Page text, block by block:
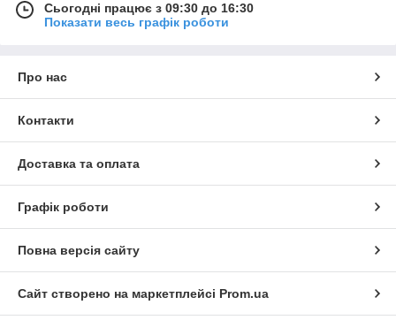
Сьогодні працює з 09:30 до 16:30
Показати весь графік роботи
Про нас
Контакти
Доставка та оплата
Графік роботи
Повна версія сайту
Сайт створено на маркетплейсі Prom.ua